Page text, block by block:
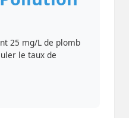
25 mg/L de plomb
le taux de